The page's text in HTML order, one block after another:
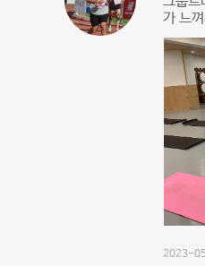
가 느
2023-